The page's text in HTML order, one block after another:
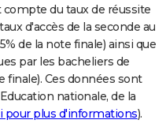
du taux de réussite
d'accès de la seconde au
de la note finale) ainsi que
par les bacheliers de
finale). Ces données sont
nationale, de la
pour plus d'informations).